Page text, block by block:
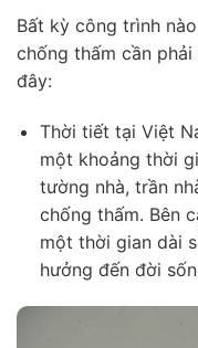
Bất kỳ công trình
chống thấm cần
đây:
Thời tiết tại Việt
một khoảng thời
tường nhà, trần
chống thấm. Bên
một thời gian dài
hưởng đến đời